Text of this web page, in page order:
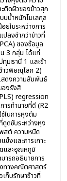
ติดผิวของข้าวสุก
น้ำหนักโมเลกุล
ยในระหว่างการ
ลงช้ากว่าข้าวที่
ของข้อมูล
3 กลุ่ม ได้แก่
ทุมธานี 1 และข้า
าวพิษณุโลก 2)
สดงความสัมพันธ์
องรังสี
regression
รทำนายที่ดี (R2
ในการหุงต้ม
ดซับระหว่างหุง
สต์ ความหนืด
งและการเกาะ
และอุณหภูมิ
ารถอธิบายการ
ทางคณิตศาสตร์
บรักษาข้าวที่